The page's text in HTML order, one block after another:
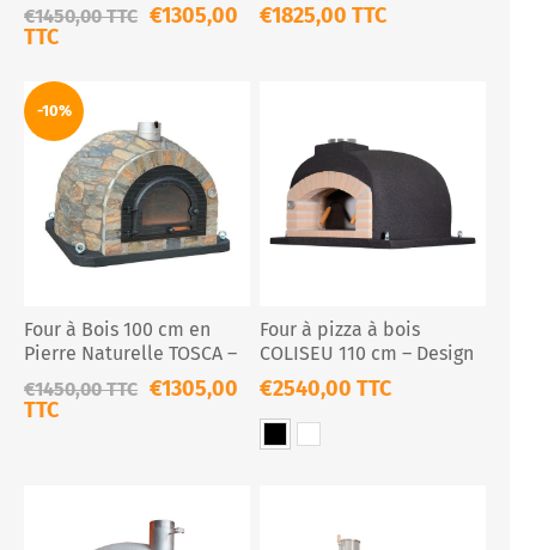
€1450,00 TTC €1305,00
TTC
€1825,00 TTC
-10%
Four à Bois 100 cm en
Pierre Naturelle TOSCA –
Four à Pizza & Pain
Traditionnel
€1450,00 TTC €1305,00
TTC
Four à pizza à bois
COLISEU 110 cm – Design
professionnel noir ou
blanc
€2540,00 TTC